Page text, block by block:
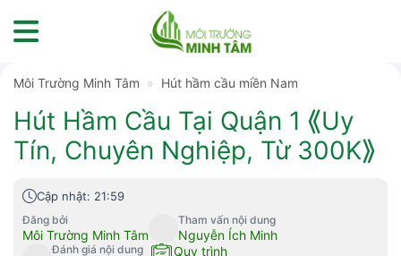
to
Môi Trường Minh Tâm » Hút hầm cầu miền Nam
Hút Hầm Cầu Tại Quận 1 ⟪Uy
Tín, Chuyên Nghiệp, Từ 300K⟫
Cập nhật: 21:59
Đăng bởi
Môi Trường Minh Tâm
Tham vấn nội dung
Nguyễn Ích Minh
Đánh giá nội dung
Quy trình